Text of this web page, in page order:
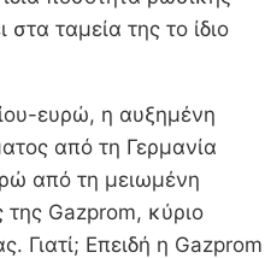
ταμεία της το ίδιο
ευρώ, η αυξημένη
από τη Γερμανία
από τη μειωμένη
Gazprom, κύριο
Γιατί; Επειδή η Gazprom